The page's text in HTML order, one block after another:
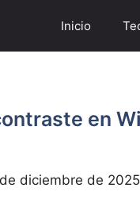
Inicio
en
diciembre de 2025